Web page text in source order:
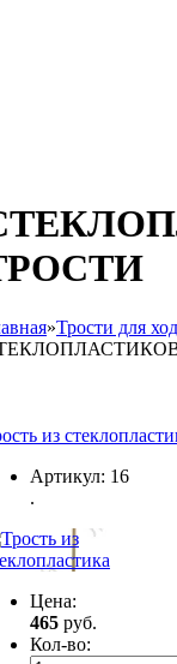
»Трости для
из
Артикул: 16
.
Цена:
465 руб.
Кол-во: